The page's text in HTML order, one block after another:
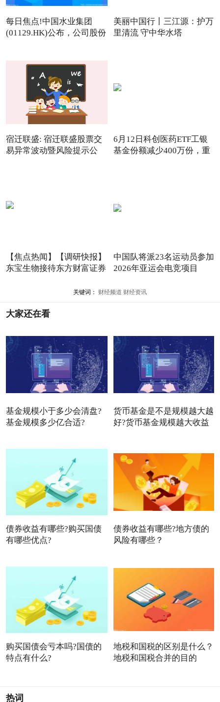
每日焦点!中国水业集团
(01129.HK)公布，公司股份
美丽中国行丨三江源：护万
里清流 守中华水塔
宿迁联盛: 宿迁联盛股票交
易异常波动暨风险提示公
6月12日科创医药ETF工银
基金份额减少400万份，重
【焦点热闻】【调研快报】
东宝生物接待东方财富证券
中国队将派23名运动员参加
2026年亚运会电竞项目
关键词： 财经频道 财经资讯
大家还在看
基金规模小于多少会清盘?
基金规模多少亿合适?
货币基金是不是规模越大越
好?货币基金规模越大收益
债券收益有哪些?购买国债
有哪些优点?
债券收益有哪些?地方债的
风险有哪些？
购买国债会亏本吗?国债的
特点有什么?
地税和国税的区别是什么？
地税和国税合并的目的
热词